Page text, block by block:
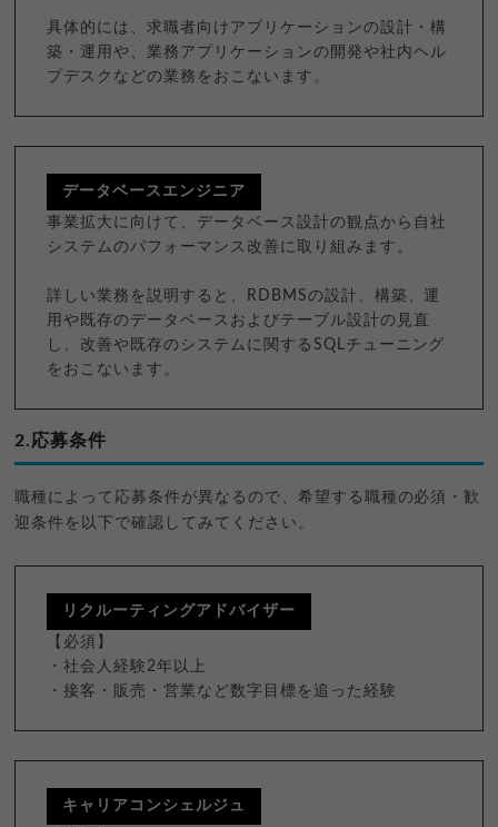
具体的には、求職者向けアプリケーションの設計・構
築・運用や、業務アプリケーションの開発や社内ヘル
プデスクなどの業務をおこないます。
データベースエンジニア
事業拡大に向けて、データベース設計の観点から自社
システムのパフォーマンス改善に取り組みます。
詳しい業務を説明すると、RDBMSの設計、構築、運
用や既存のデータベースおよびテーブル設計の見直
し、改善や既存のシステムに関するSQLチューニング
をおこないます。
2.応募条件
職種によって応募条件が異なるので、希望する職種の必須・歓
迎条件を以下で確認してみてください。
リクルーティングアドバイザー
【必須】
・社会人経験2年以上
・接客・販売・営業など数字目標を追った経験
キャリアコンシェルジュ